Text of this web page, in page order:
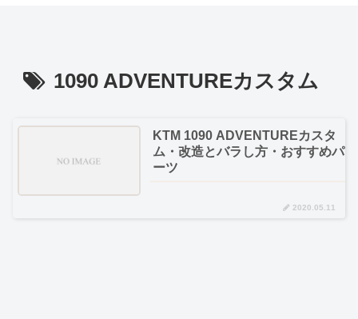
1090 ADVENTUREカスタム
KTM 1090 ADVENTUREカスタ
ム・改造とバラし方・おすすめパ
ーツ
2020.05.11